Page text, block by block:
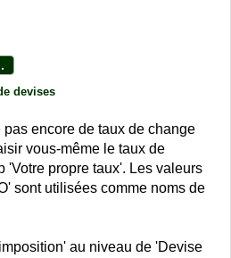
.
devises
encore de taux de change
vous-même le taux de
'Votre propre taux'. Les valeurs
sont utilisées comme noms de
au niveau de 'Devise